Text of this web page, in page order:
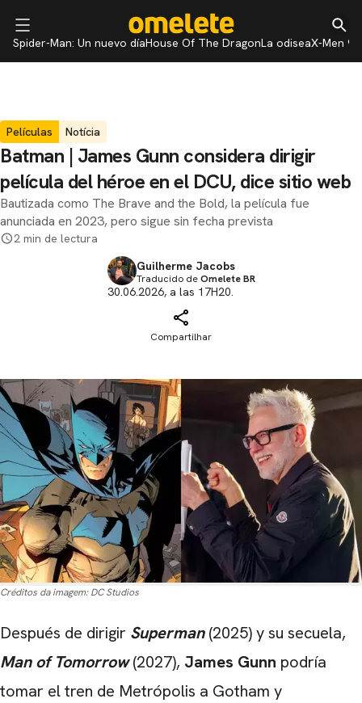
Spider-Man: Un nuevo díaHouse Of The DragonLa odiseaX-Men 97
Películas Notícia
Batman | James Gunn considera dirigir
película del héroe en el DCU, dice sitio web
Bautizada como The Brave and the Bold, la película fue
anunciada en 2023, pero sigue sin fecha prevista
2 min de lectura
Guilherme Jacobs
Traducido deOmelete BR
30.06.2026, a las 17H20.
Compartilhar
Créditos da imagem: DC Studios
Después de dirigir Superman (2025) y su secuela,
Man of Tomorrow(2027), James Gunn podría
tomar el tren de Metrópolis a Gotham y